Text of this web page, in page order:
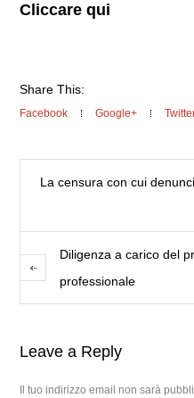
Cliccare qui
Share This:
Facebook Google+
La censura con cui
Diligenza a carico del
professionale
Leave a Reply
Il tuo indirizzo email non sarà